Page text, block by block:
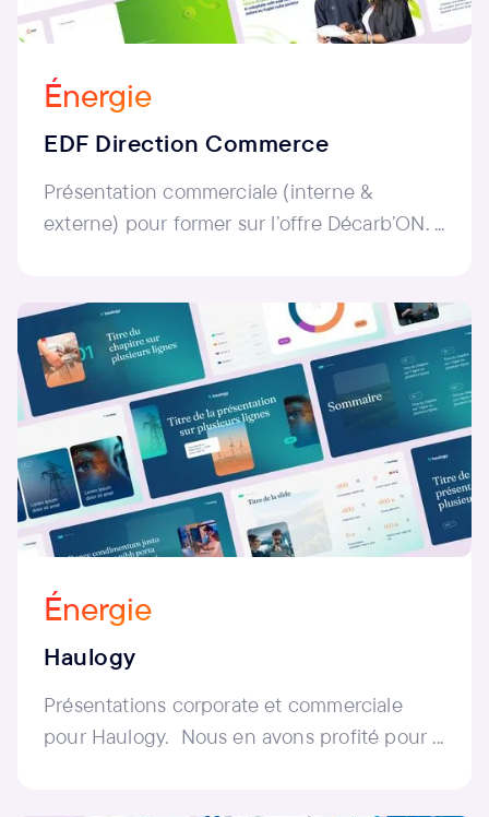
Énergie
EDF Direction Commerce
Présentation commerciale (interne &
externe) pour former sur l’offre Décarb’ON. ...
Énergie
Haulogy
Présentations corporate et commerciale
pour Haulogy. Nous en avons profité pour ...